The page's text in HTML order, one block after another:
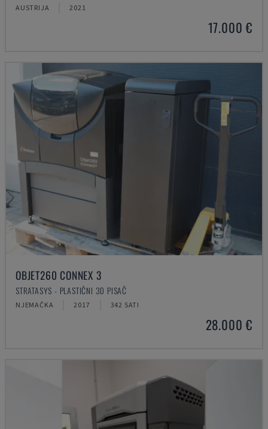
AUSTRIJA 2021
17.000 €
OBJET260 CONNEX 3
STRATASYS - PLASTIČNI 3D PISAČ
NJEMAČKA 2017 342 SATI
28.000 €